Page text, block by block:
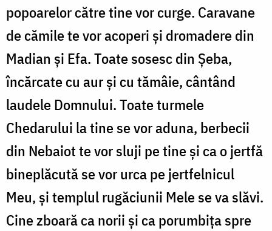
popoarelor către tine vor curge. Caravane
de cămile te vor acoperi și dromadere din
Madian și Efa. Toate sosesc din Șeba,
încărcate cu aur și cu tămâie, cântând
laudele Domnului. Toate turmele
Chedarului la tine se vor aduna, berbecii
din Nebaiot te vor sluji pe tine și ca o jertfă
bineplăcută se vor urca pe jertfelnicul
Meu, și templul rugăciunii Mele se va slăvi.
Cine zboară ca norii și ca porumbița spre